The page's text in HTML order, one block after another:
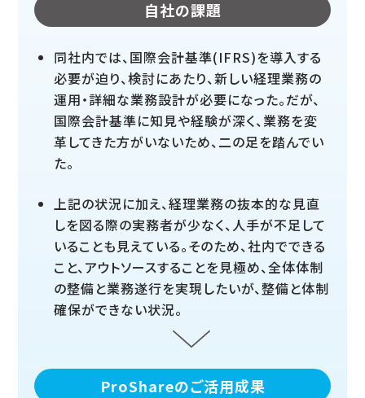
自社の課題
同社内では、国際会計基準(IFRS)を導入する
必要が迫り、検討にあたり、新しい経理業務の
運用・詳細な業務設計が必要になった。だが、
国際会計基準に知見や経験が深く、業務を変
革してきた方がいないため、二の足を踏んでい
た。
上記の状況に加え、経理業務の抜本的な見直
しを図る際の実務者が少なく、人手が不足して
いることも見えている。そのため、社内でできる
こと、アウトソースすることを見極め、全体体制
の整備と業務遂行を実現したいが、整備と体制
確保ができない状況。
ProShareのご活用成果